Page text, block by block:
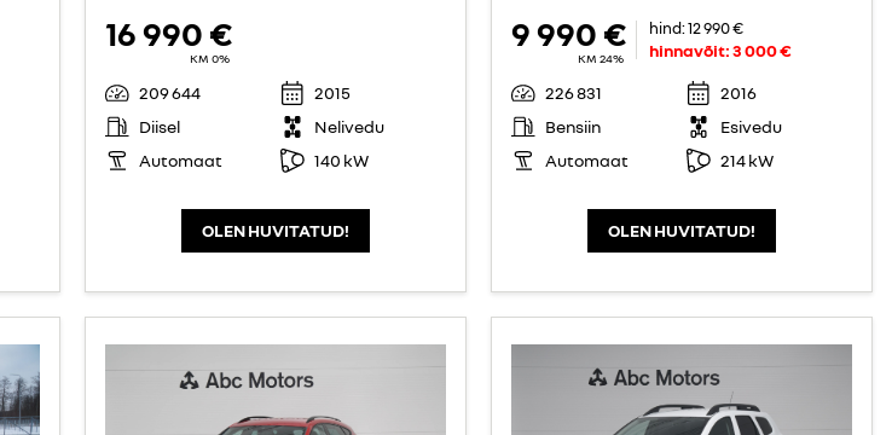
16 990 €
KM 0%
209 644
2015
Diisel
Nelivedu
Automaat
140 kW
OLEN HUVITATUD!
9 990 €
KM 24%
hind:12 990 €
hinnavõit:3 000 €
226 831
2016
Bensiin
Esivedu
Automaat
214 kW
OLEN HUVITATUD!